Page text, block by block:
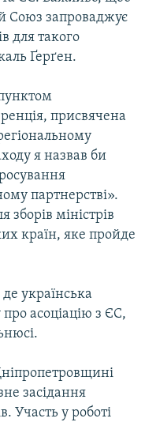
Союз запроваджує
для такого
Ґерґен.
присвячена
я назвав би
партнерстві».
зборів міністрів
країн, яке пройде
українська
про асоціацію з ЄС,
засідання
Участь у роботі